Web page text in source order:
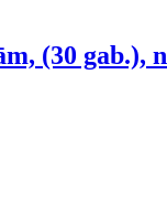
(30 gab.),